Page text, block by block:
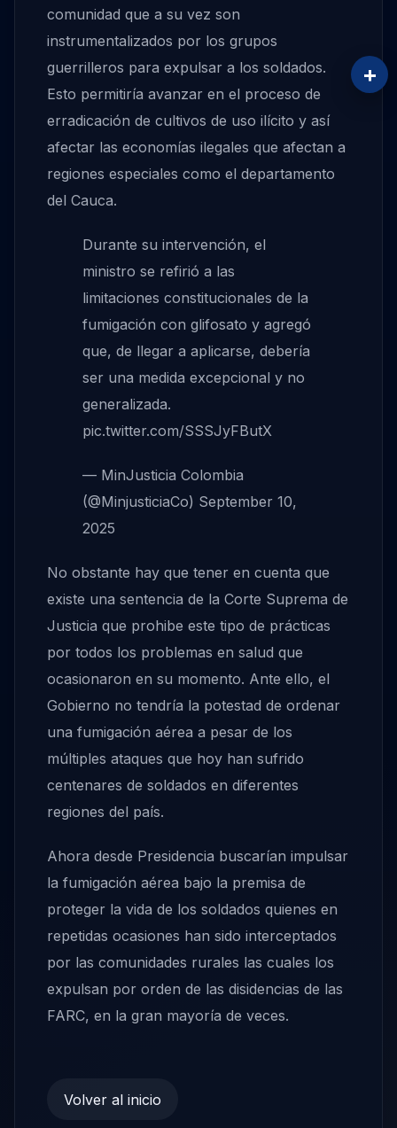
comunidad que a su vez son
instrumentalizados por los grupos
guerrilleros para expulsar a los soldados.
Esto permitiría avanzar en el proceso de
erradicación de cultivos de uso ilícito y así
afectar las economías ilegales que afectan a
regiones especiales como el departamento
del Cauca.
Durante su intervención, el
ministro se refirió a las
limitaciones constitucionales de la
fumigación con glifosato y agregó
que, de llegar a aplicarse, debería
ser una medida excepcional y no
generalizada.
pic.twitter.com/SSSJyFButX
— MinJusticia Colombia
(@MinjusticiaCo) September 10,
2025
No obstante hay que tener en cuenta que
existe una sentencia de la Corte Suprema de
Justicia que prohibe este tipo de prácticas
por todos los problemas en salud que
ocasionaron en su momento. Ante ello, el
Gobierno no tendría la potestad de ordenar
una fumigación aérea a pesar de los
múltiples ataques que hoy han sufrido
centenares de soldados en diferentes
regiones del país.
Ahora desde Presidencia buscarían impulsar
la fumigación aérea bajo la premisa de
proteger la vida de los soldados quienes en
repetidas ocasiones han sido interceptados
por las comunidades rurales las cuales los
expulsan por orden de las disidencias de las
FARC, en la gran mayoría de veces.
Volver al inicio
+